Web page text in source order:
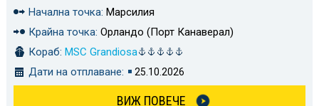
Начална точка: Марсилия
Крайна точка: Орландо (Порт Канаверал)
Кораб: MSC Grandiosa
Дати на отплаване:
25.10.2026
ВИЖ ПОВЕЧЕ